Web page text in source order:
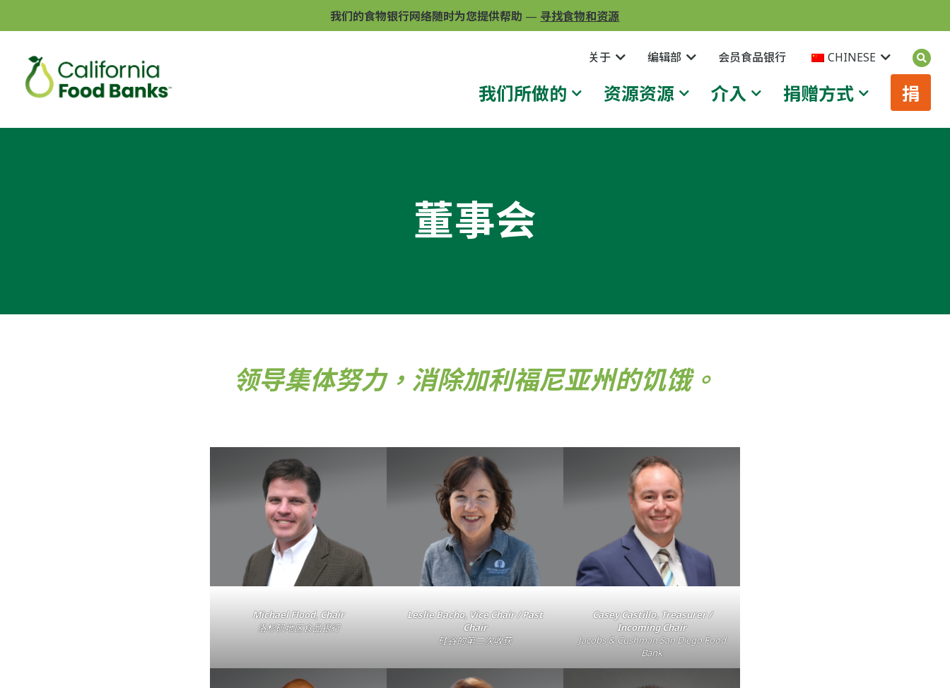
我们的食物银行网络随时为您提供帮助 — 寻找食物和资源
关于 编辑部 会员食品银行 CHINESE
我们所做的 资源资源 介入 捐赠方式 捐
董事会
领导集体努力，消除加利福尼亚州的饥饿。
Michael Flood, Chair
洛杉矶地区食品银行
Leslie Bacho, Vice Chair / Past
Chair
硅谷的第二次收获
Casey Castillo, Treasurer /
Incoming Chair
Jacobs & Cushman San Diego Food
Bank